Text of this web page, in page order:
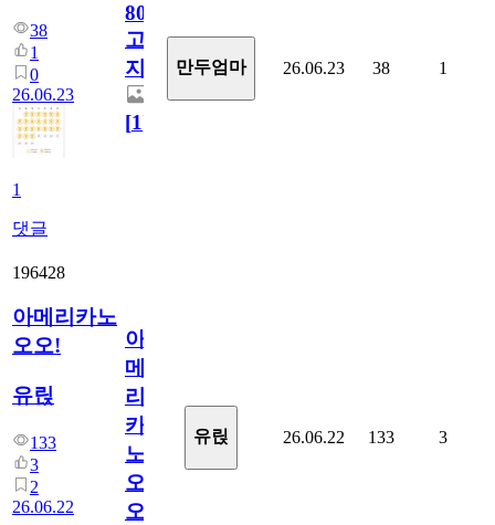
38
1
0
26.06.23
1
댓글
800
고
지.
[1]
만두엄마 26.06.23 38 1
196428
아메리카노
오오!
유릱
133
3
2
26.06.22
아
메
리
카
노
오
오!
유릱 26.06.22 133 3